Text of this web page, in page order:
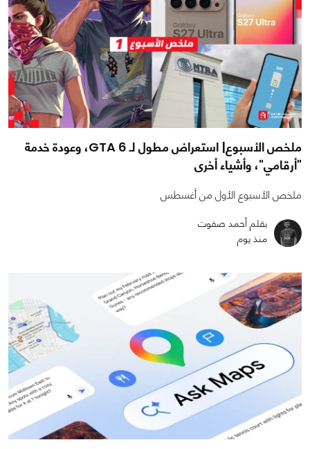
ملخص الأسبوع| استعراض مطول لـ GTA 6، وعودة خدمة
"أرقامي"، وأشياء أخرى
ملخص الأسبوع الأول من أغسطس
بقلم أحمد صفوت
منذ يوم